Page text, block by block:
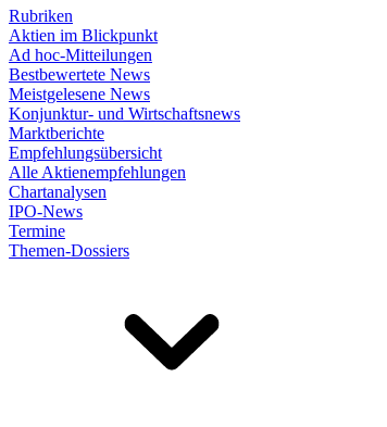
Rubriken
Aktien im Blickpunkt
Ad hoc-Mitteilungen
Bestbewertete News
Meistgelesene News
Konjunktur- und Wirtschaftsnews
Marktberichte
Empfehlungsübersicht
Alle Aktienempfehlungen
Chartanalysen
IPO-News
Termine
Themen-Dossiers